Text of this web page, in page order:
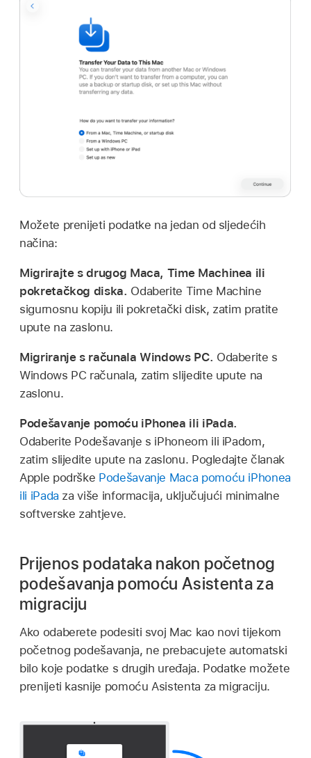
Možete prenijeti podatke na jedan od sljedećih
načina:
Migrirajte s drugog Maca, Time Machinea ili
pokretačkog diska. Odaberite Time Machine
sigurnosnu kopiju ili pokretački disk, zatim pratite
upute na zaslonu.
Migriranje s računala Windows PC. Odaberite s
Windows PC računala, zatim slijedite upute na
zaslonu.
Podešavanje pomoću iPhonea ili iPada.
Odaberite Podešavanje s iPhoneom ili iPadom,
zatim slijedite upute na zaslonu. Pogledajte članak
Apple podrške Podešavanje Maca pomoću iPhonea
ili iPada za više informacija, uključujući minimalne
softverske zahtjeve.
Prijenos podataka nakon početnog
podešavanja pomoću Asistenta za
migraciju
Ako odaberete podesiti svoj Mac kao novi tijekom
početnog podešavanja, ne prebacujete automatski
bilo koje podatke s drugih uređaja. Podatke možete
prenijeti kasnije pomoću Asistenta za migraciju.